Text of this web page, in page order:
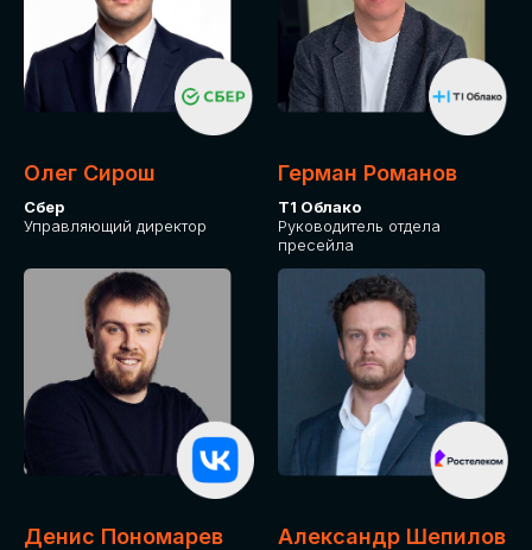
Олег Сирош
Сбер
Управляющий директор
Герман Романов
Т1 Облако
Руководитель отдела
пресейла
Денис Пономарев Александр Шепилов